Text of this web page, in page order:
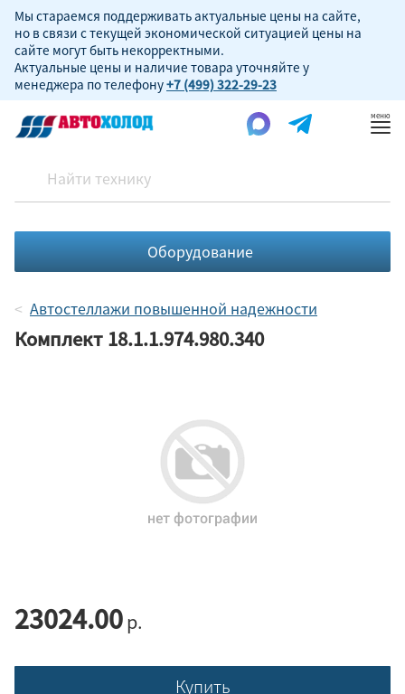
Мы стараемся поддерживать актуальные цены на сайте,
но в связи с текущей экономической ситуацией цены на
сайте могут быть некорректными.
Актуальные цены и наличие товара уточняйте у
менеджера по телефону+7 (499) 322-29-23
Оборудование
Автостеллажи повышенной надежности
Комплект 18.1.1.974.980.340
23024.00р.
Купить